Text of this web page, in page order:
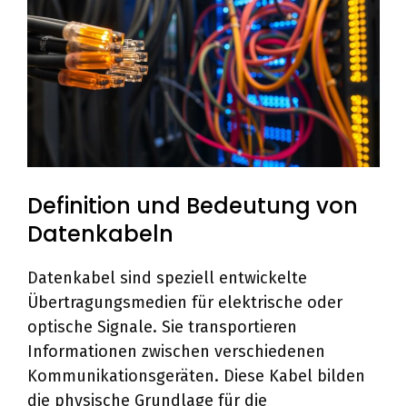
Definition und Bedeutung von
Datenkabeln
Datenkabel sind speziell entwickelte
Übertragungsmedien für elektrische oder
optische Signale. Sie transportieren
Informationen zwischen verschiedenen
Kommunikationsgeräten. Diese Kabel bilden
die physische Grundlage für die